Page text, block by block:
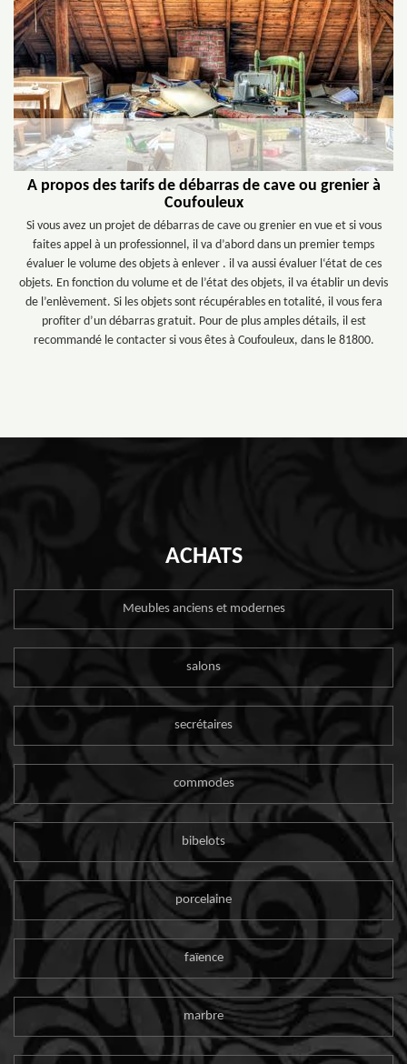
A propos des tarifs de débarras de cave ou grenier à
Coufouleux
Si vous avez un projet de débarras de cave ou grenier en vue et si vous
faites appel à un professionnel, il va d’abord dans un premier temps
évaluer le volume des objets à enlever . il va aussi évaluer l‘état de ces
objets. En fonction du volume et de l’état des objets, il va établir un devis
de l’enlèvement. Si les objets sont récupérables en totalité, il vous fera
profiter d’un débarras gratuit. Pour de plus amples détails, il est
recommandé le contacter si vous êtes à Coufouleux, dans le 81800.
ACHATS
Meubles anciens et modernes
salons
secrétaires
commodes
bibelots
porcelaine
faïence
marbre